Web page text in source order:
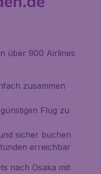
über 900 Airlines
zusammen
Flug zu
sicher buchen
erreichbar
nach Osaka mit